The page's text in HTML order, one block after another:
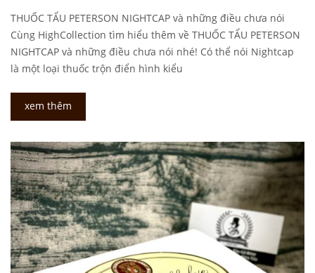
THUỐC TẨU PETERSON NIGHTCAP và những điều chưa nói
Cùng HighCollection tìm hiểu thêm về THUỐC TẨU PETERSON
NIGHTCAP và những điều chưa nói nhé! Có thể nói Nightcap
là một loại thuốc trộn điển hình kiểu
xem thêm